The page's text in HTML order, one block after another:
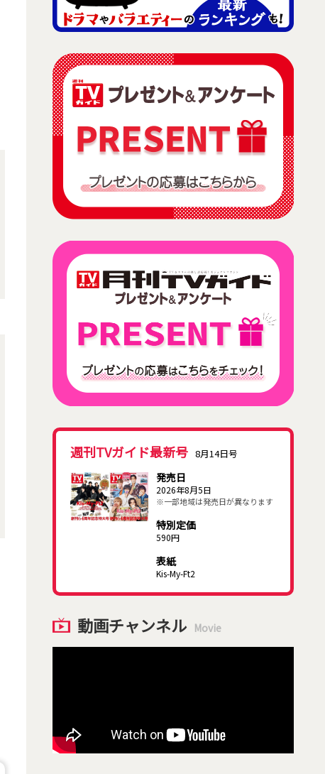
週刊TVガイド最新号 8月14日号
発売日
2026年8月5日
※一部地域は発売日が異なります
特別定価
590円
表紙
Kis-My-Ft2
動画チャンネル Movie